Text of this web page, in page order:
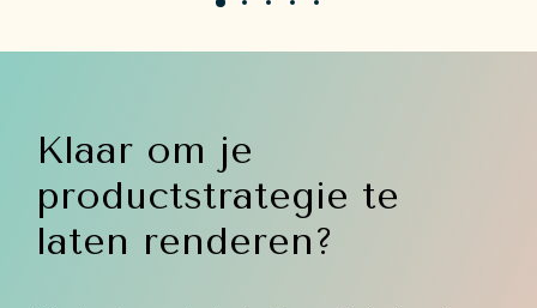
Klaar om je
productstrategie te
laten renderen?